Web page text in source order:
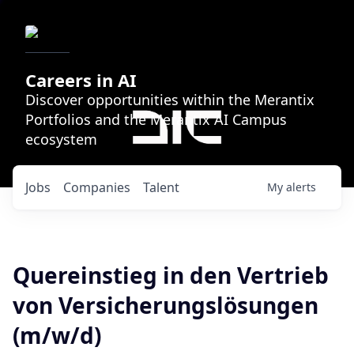
Careers in AI
Discover opportunities within the Merantix
Portfolios and the Merantix AI Campus
ecosystem
Jobs Companies Talent My alerts
Quereinstieg in den Vertrieb
von Versicherungslösungen
(m/w/d)